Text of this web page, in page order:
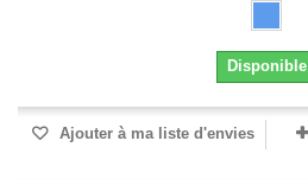
Disponible
Ajouter à ma liste d'envies